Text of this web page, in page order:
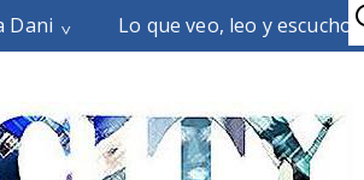
Dani Lo que veo, leo y escucho